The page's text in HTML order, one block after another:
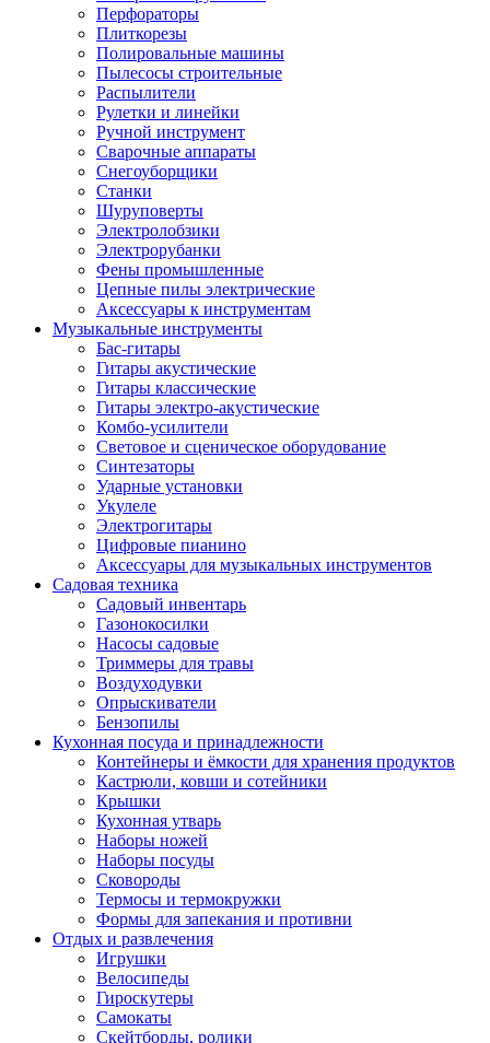
Перфораторы
Плиткорезы
Полировальные машины
Пылесосы строительные
Распылители
Рулетки и линейки
Ручной инструмент
Сварочные аппараты
Снегоуборщики
Станки
Шуруповерты
Электролобзики
Электрорубанки
Фены промышленные
Цепные пилы электрические
Аксессуары к инструментам
Музыкальные инструменты
Бас-гитары
Гитары акустические
Гитары классические
Гитары электро-акустические
Комбо-усилители
Световое и сценическое оборудование
Синтезаторы
Ударные установки
Укулеле
Электрогитары
Цифровые пианино
Аксессуары для музыкальных инструментов
Садовая техника
Садовый инвентарь
Газонокосилки
Насосы садовые
Триммеры для травы
Воздуходувки
Опрыскиватели
Бензопилы
Кухонная посуда и принадлежности
Контейнеры и ёмкости для хранения продуктов
Кастрюли, ковши и сотейники
Крышки
Кухонная утварь
Наборы ножей
Наборы посуды
Сковороды
Термосы и термокружки
Формы для запекания и противни
Отдых и развлечения
Игрушки
Велосипеды
Гироскутеры
Самокаты
Скейтборды, ролики